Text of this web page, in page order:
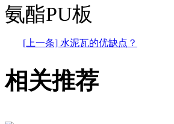
氨酯PU板
[上一条] 水泥瓦的优缺点？
相关推荐